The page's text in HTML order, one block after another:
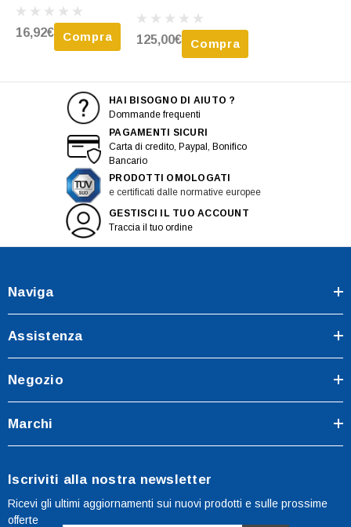
16,92€ Compra
Anteriore, Nuovo
125,00€ Compra
HAI BISOGNO DI AIUTO ?
Dommande frequenti
PAGAMENTI SICURI
Carta di credito, Paypal, Bonifico
Bancario
PRODOTTI OMOLOGATI
e certificati dalle normative europee
GESTISCI IL TUO ACCOUNT
Traccia il tuo ordine
Naviga
Assistenza
Negozio
Marchi
Iscriviti alla nostra newsletter
Ricevi gli ultimi aggiornamenti sui nuovi prodotti e sulle prossime
offerte